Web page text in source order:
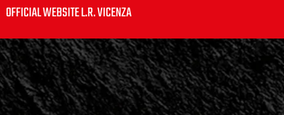
OFFICIAL WEBSITE L.R. VICENZA